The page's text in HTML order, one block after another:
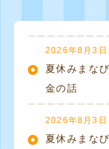
2026年8月3日
夏休みまな
金の話
2026年8月3日
夏休みまな